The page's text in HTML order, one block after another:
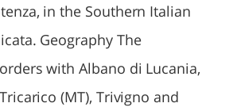
in the Southern Italian
Geography The
with Albano di Lucania,
(MT), Trivigno and